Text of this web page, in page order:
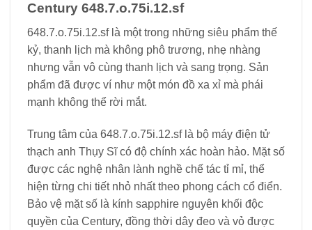
Century 648.7.o.75i.12.sf
648.7.o.75i.12.sf là một trong những siêu phẩm thế
kỷ, thanh lịch mà không phô trương, nhẹ nhàng
nhưng vẫn vô cùng thanh lịch và sang trọng. Sản
phẩm đã được ví như một món đồ xa xỉ mà phái
mạnh không thể rời mắt.
Trung tâm của 648.7.o.75i.12.sf là bộ máy điện tử
thạch anh Thụy Sĩ có độ chính xác hoàn hảo. Mặt số
được các nghệ nhân lành nghề chế tác tỉ mỉ, thể
hiện từng chi tiết nhỏ nhất theo phong cách cổ điển.
Bảo vệ mặt số là kính sapphire nguyên khối độc
quyền của Century, đồng thời dây đeo và vỏ được